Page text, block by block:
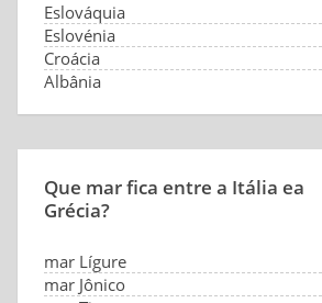
Eslováquia
Eslovénia
Croácia
Albânia
Que mar fica entre a Itália ea
Grécia?
mar Lígure
mar Jônico